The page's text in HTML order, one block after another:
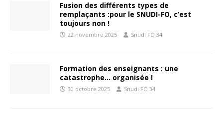
Fusion des différents types de
remplaçants :pour le SNUDI-FO, c’est
toujours non !
22 novembre 2025 Snudi FO 34
Formation des enseignants : une
catastrophe… organisée !
30 octobre 2025 Snudi FO 34